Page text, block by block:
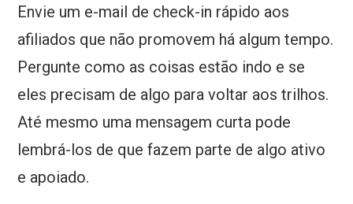
Envie um e-mail de check-in rápido aos
afiliados que não promovem há algum tempo.
Pergunte como as coisas estão indo e se
eles precisam de algo para voltar aos trilhos.
Até mesmo uma mensagem curta pode
lembrá-los de que fazem parte de algo ativo
e apoiado.